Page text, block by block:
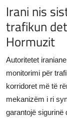
SHENDETI
JETA
Gallery
Shqip
Irani nis
trafikun
Hormuzit
Autoritetet
monitorimi për
korridoret më të
mekanizëm i ri
garantojë sigurinë